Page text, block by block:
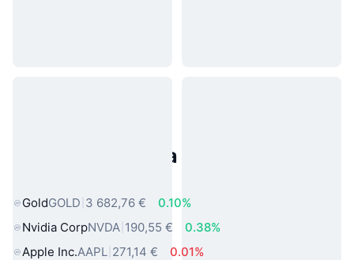
Populárne aktíva z reálneho
GoldGOLD 3 682,76 €
0.10%
Nvidia CorpNVDA 190,55 €
0.38%
Apple Inc.AAPL 271,14 € 0.01%